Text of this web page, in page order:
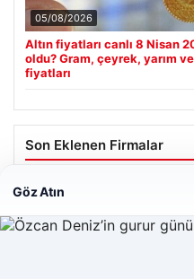
05/08/2026
Altın fiyatları canlı 8 Nisan
oldu? Gram, çeyrek, yarım
fiyatları
Son Eklenen Firmalar
Hastaş Beton
Göz Atın